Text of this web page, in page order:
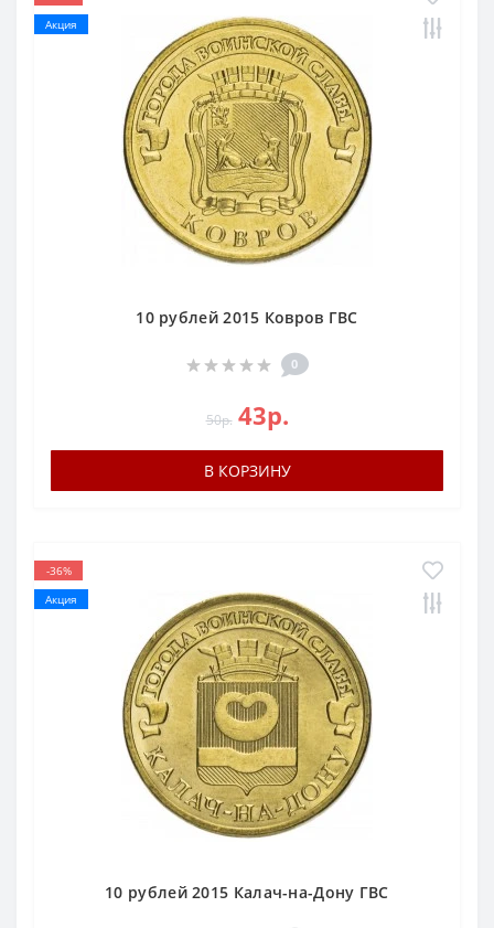
Акция
10 рублей 2015 Ковров ГВС
0
50р. 43р.
В КОРЗИНУ
-36%
Акция
10 рублей 2015 Калач-на-Дону ГВС